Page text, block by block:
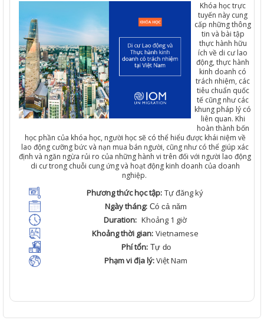
Khóa họctrực
tuyến này cung
cấp nhữngthông
tin và bài tập
thực hành hữu
ích về di cư lao
động, thực hành
kinh doanh có
trách nhiệm, các
tiêu chuẩn quốc
tế cũng như các
khung pháp lý có
liên quan. Khi
hoàn thành bốn
học phần của khóa học, người học sẽ có thể hiểu được khái niệm về
lao động cưỡng bứcvà nạn mua bán người, cũng như có thể giúp xác
định và ngăn ngừa rủi ro của những hành vi trên đối với người lao động
di cư trong chuỗi cung ứng và hoạt động kinh doanh của doanh
nghiệp.
Phương thức học tập: Tựđăngký
Ngày tháng: Có cả năm
Duration: Khoảng1 giờ
Khoảng thời gian: Vietnamese
Phí tổn:Tự do
Phạm vi địa lý:ViệtNam